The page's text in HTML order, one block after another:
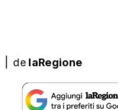
de laRegione